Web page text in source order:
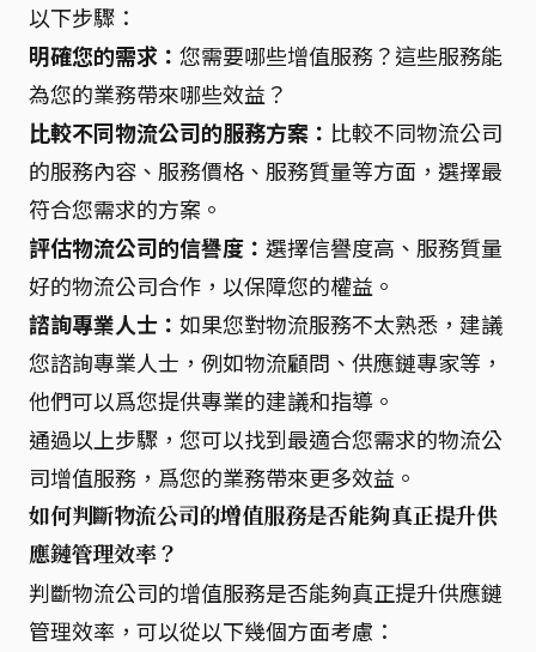
以下步驟：
明確您的需求： 您需要哪些增值服務？這些服務能
為您的業務帶來哪些效益？
比較不同物流公司的服務方案： 比較不同物流公司
的服務內容、服務價格、服務質量等方面，選擇最
符合您需求的方案。
評估物流公司的信譽度： 選擇信譽度高、服務質量
好的物流公司合作，以保障您的權益。
諮詢專業人士： 如果您對物流服務不太熟悉，建議
您諮詢專業人士，例如物流顧問、供應鏈專家等，
他們可以爲您提供專業的建議和指導。
通過以上步驟，您可以找到最適合您需求的物流公
司增值服務，爲您的業務帶來更多效益。
如何判斷物流公司的增值服務是否能夠真正提升供
應鏈管理效率？
判斷物流公司的增值服務是否能夠真正提升供應鏈
管理效率，可以從以下幾個方面考慮：